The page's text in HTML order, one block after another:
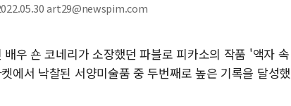
art29@newspim.com
우 숀 코네리가 소장했던 파블로 피카소의 작품 '액자 속
에서 낙찰된 서양미술품 중 두번째로 높은 기록을 달성했